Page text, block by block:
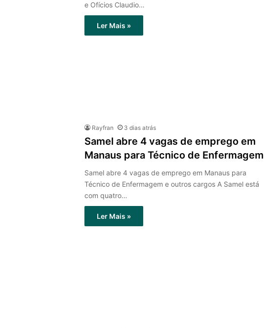
e Ofícios Claudio…
Ler Mais »
Rayfran 3 dias atrás
Samel abre 4 vagas de emprego em
Manaus para Técnico de Enfermagem
Samel abre 4 vagas de emprego em Manaus para
Técnico de Enfermagem e outros cargos A Samel está
com quatro…
Ler Mais »